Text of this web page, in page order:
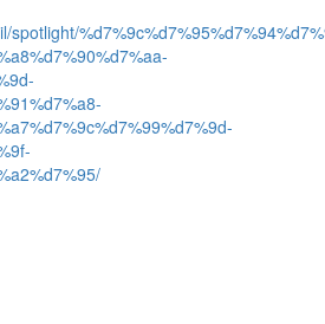
spotlight/